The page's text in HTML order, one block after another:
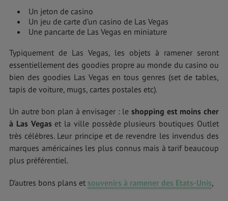
Un jeton de casino
Un jeu de carte d’un casino de Las Vegas
Une pancarte de Las Vegas en miniature
Typiquement de Las Vegas, les objets à ramener seront
essentiellement des goodies propre au monde du casino ou
bien des goodies Las Vegas en tous genres (set de tables,
tapis de voiture, mugs, cartes postales etc).
Un autre bon plan à envisager : leshopping est moins cher
à Las Vegaset la ville possède plusieurs boutiques Outlet
très célèbres. Leur principe et de revendre les invendus des
marques américaines les plus connus mais à tarif beaucoup
plus préférentiel.
D'autres bons plans et souvenirs à ramener des Etats-Unis,